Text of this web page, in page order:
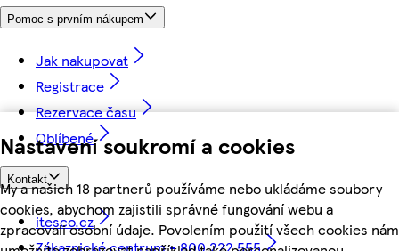
Nastavení soukromí a cookies
My a našich 18 partnerů používáme nebo ukládáme soubory
cookies, abychom zajistili správné fungování webu a
zpracovali osobní údaje. Povolením použití všech cookies nám
Pomoc s prvním nákupem
Jak nakupovat
Registrace
Rezervace času
Oblíbené
Kontakt
itesco.cz
Zákaznické centrum - 800 222 555